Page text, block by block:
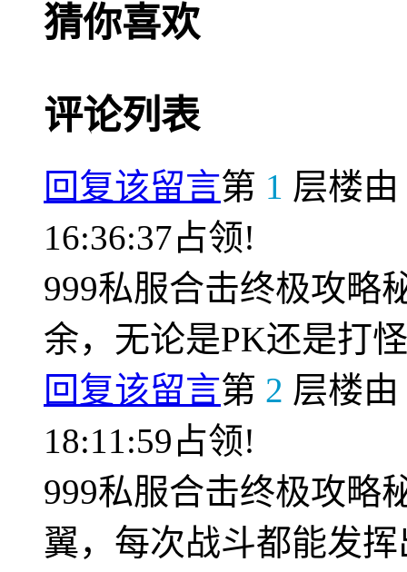
猜你喜欢
评论列表
回复该留言第 1 层楼由
16:36:37占领!
999私服合击终极攻略
余，无论是PK还是打
回复该留言第 2 层楼由
18:11:59占领!
999私服合击终极攻略
翼，每次战斗都能发